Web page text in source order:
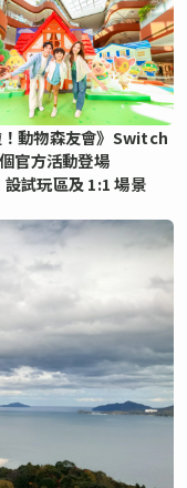
！動物森友會》Switch
官方活動登場
設試玩區及 1:1 場景